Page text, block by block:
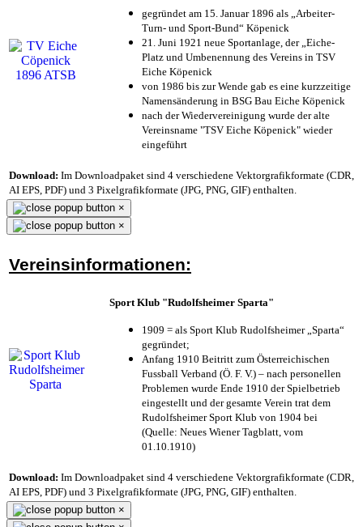
gegründet am 15. Januar 1896 als „Arbeiter-
Turn- und Sport-Bund“ Köpenick
21. Juni 1921 neue Sportanlage, der „Eiche-
Platz und Umbenennung des Vereins in TSV
Eiche Köpenick
von 1986 bis zur Wende gab es eine kurzzeitige
Namensänderung in BSG Bau Eiche Köpenick
nach der Wiedervereinigung wurde der alte
Vereinsname "TSV Eiche Köpenick" wieder
eingeführt
Download: Im Downloadpaket sind 4 verschiedene Vektorgrafikformate (CDR,
AI EPS, PDF) und 3 Pixelgrafikformate (JPG, PNG, GIF) enthalten.
×
×
Vereinsinformationen:
Sport Klub "Rudolfsheimer Sparta"
1909 = als Sport Klub Rudolfsheimer „Sparta“
gegründet;
Anfang 1910 Beitritt zum Österreichischen
Fussball Verband (Ö. F. V.) – nach personellen
Problemen wurde Ende 1910 der Spielbetrieb
eingestellt und der gesamte Verein trat dem
Rudolfsheimer Sport Klub von 1904 bei
(Quelle: Neues Wiener Tagblatt, vom
01.10.1910)
Download: Im Downloadpaket sind 4 verschiedene Vektorgrafikformate (CDR,
AI EPS, PDF) und 3 Pixelgrafikformate (JPG, PNG, GIF) enthalten.
×